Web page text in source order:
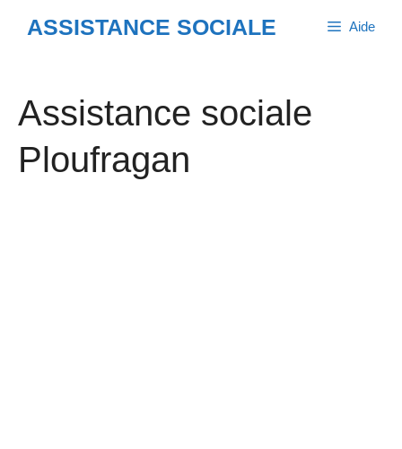
ASSISTANCE SOCIALE Aide
Assistance sociale
Ploufragan